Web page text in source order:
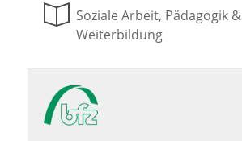
Soziale Arbeit, Pädagogik &
Weiterbildung